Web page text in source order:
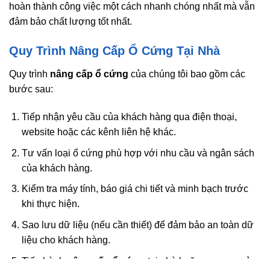
hoàn thành công việc một cách nhanh chóng nhất mà vẫn
đảm bảo chất lượng tốt nhất.
Quy Trình Nâng Cấp Ổ Cứng Tại Nhà
Quy trình nâng cấp ổ cứng của chúng tôi bao gồm các
bước sau:
Tiếp nhận yêu cầu của khách hàng qua điện thoại,
website hoặc các kênh liên hệ khác.
Tư vấn loại ổ cứng phù hợp với nhu cầu và ngân sách
của khách hàng.
Kiểm tra máy tính, báo giá chi tiết và minh bạch trước
khi thực hiện.
Sao lưu dữ liệu (nếu cần thiết) để đảm bảo an toàn dữ
liệu cho khách hàng.